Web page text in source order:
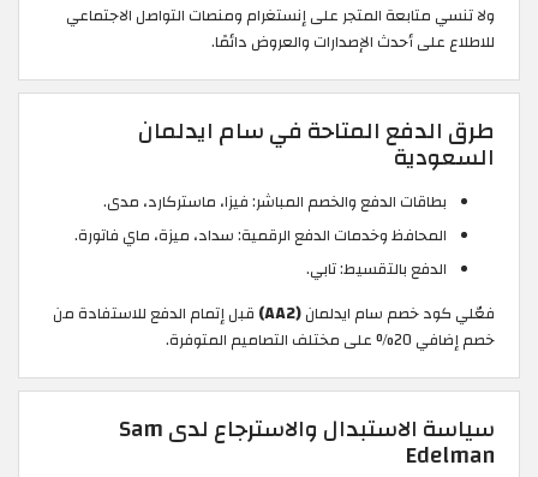
ولا تنسي متابعة المتجر على إنستغرام ومنصات التواصل الاجتماعي
للاطلاع على أحدث الإصدارات والعروض دائمًا.
طرق الدفع المتاحة في سام ايدلمان
السعودية
بطاقات الدفع والخصم المباشر: فيزا، ماستركارد، مدى.
المحافظ وخدمات الدفع الرقمية: سداد، ميزة، ماي فاتورة.
الدفع بالتقسيط: تابي.
فعّلي كود خصم سام ايدلمان(AA2)
قبل إتمام الدفع للاستفادة من
خصم إضافي 20% على مختلف التصاميم المتوفرة.
سياسة الاستبدال والاسترجاع لدى Sam
Edelman